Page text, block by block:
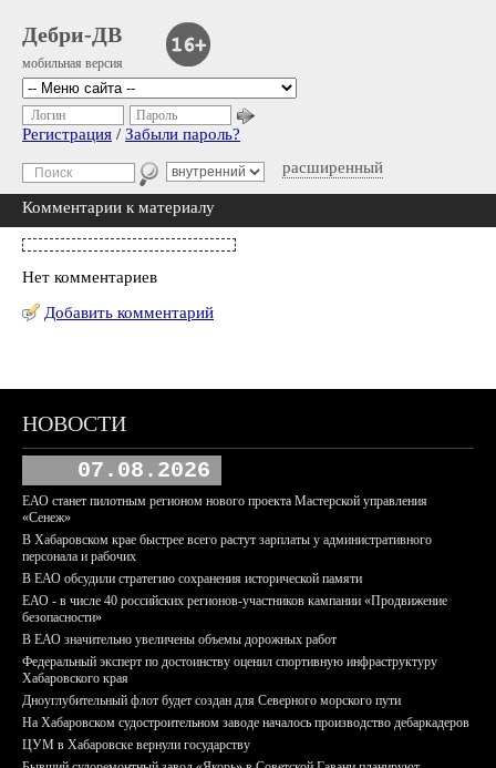
Дебри-ДВ
мобильная версия
расширенный
Логин Пароль
Регистрация / Забыли пароль?
Комментарии к материалу
Нет комментариев
Добавить комментарий
НОВОСТИ
07.08.2026
ЕАО станет пилотным регионом нового проекта Мастерской управления
«Сенеж»
В Хабаровском крае быстрее всего растут зарплаты у административного
персонала и рабочих
В ЕАО обсудили стратегию сохранения исторической памяти
ЕАО - в числе 40 российских регионов-участников кампании «Продвижение
безопасности»
В ЕАО значительно увеличены объемы дорожных работ
Федеральный эксперт по достоинству оценил спортивную инфраструктуру
Хабаровского края
Дноуглубительный флот будет создан для Северного морского пути
На Хабаровском судостроительном заводе началось производство дебаркадеров
ЦУМ в Хабаровске вернули государству